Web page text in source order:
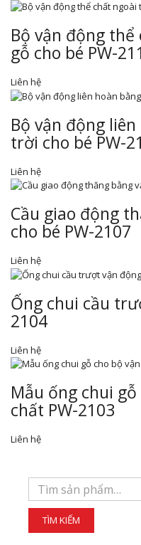
Bộ vận động
gỗ cho bé PW-
Liên hệ
Bộ vận động
trời cho bé PW-
Liên hệ
Cầu giao động
cho bé PW-2107
Liên hệ
Ống chui cầu
2104
Liên hệ
Mẫu ống chui
chất PW-2103
Liên hệ